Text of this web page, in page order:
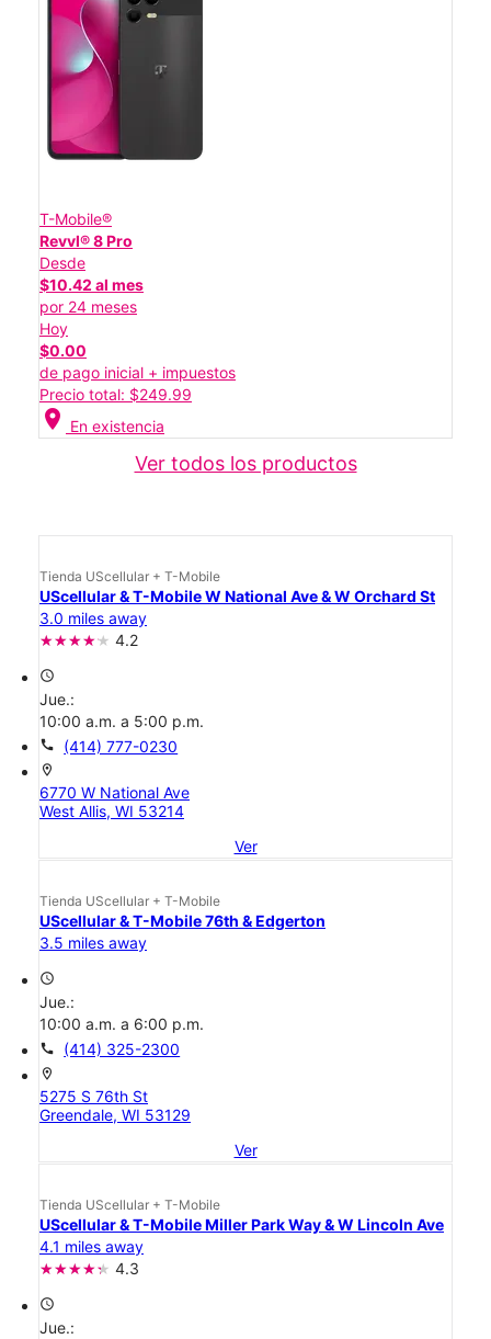
T-Mobile®
Revvl® 8 Pro
Desde
$10.42 al mes
por 24 meses
Hoy
$0.00
de pago inicial + impuestos
Precio total: $249.99
location_on En existencia
Ver todos los productos
Tienda UScellular + T-Mobile
UScellular & T-Mobile W National Ave & W Orchard St
3.0 miles away
4.2
access_time
Jue.:
10:00 a.m. a 5:00 p.m.
call (414) 777-0230
location_on
6770 W National Ave
West Allis, WI 53214
Ver
Tienda UScellular + T-Mobile
UScellular & T-Mobile 76th & Edgerton
3.5 miles away
access_time
Jue.:
10:00 a.m. a 6:00 p.m.
call (414) 325-2300
location_on
5275 S 76th St
Greendale, WI 53129
Ver
Tienda UScellular + T-Mobile
UScellular & T-Mobile Miller Park Way & W Lincoln Ave
4.1 miles away
4.3
access_time
Jue.: